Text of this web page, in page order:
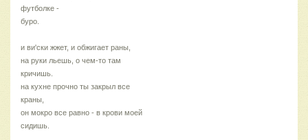
футболке -
буро.
и ви'ски жжет, и обжигает раны,
на руки льешь, о чем-то там
кричишь.
на кухне прочно ты закрыл все
краны,
он мокро все равно - в крови моей
сидишь.